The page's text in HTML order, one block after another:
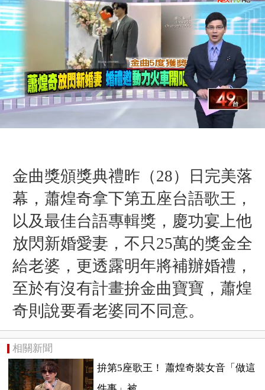
金曲獎頒獎典禮昨（28）日完美落
幕，蕭煌奇拿下第五座台語歌王，
以及最佳台語專輯獎，慶功宴上他
放閃新婚愛妻，不只25萬的獎金全
給老婆，更透露明年將補辦婚禮，
至於有沒有計畫拚金曲寶寶，蕭煌
奇則說要看老婆同不同意。
相關新聞
拚第5座歌王！ 蕭煌奇裝女音「做這